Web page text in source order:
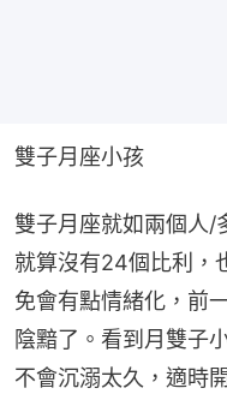
雙子月座小孩
雙子月座就如兩個人/
就算沒有24個比利，
免會有點情緒化，前
陰黯了。看到月雙子
不會沉溺太久，適時